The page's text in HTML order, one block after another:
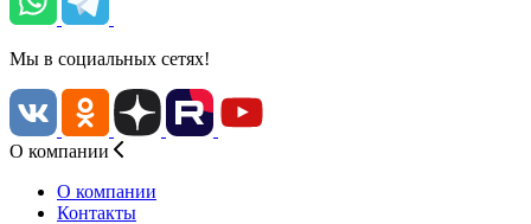
Мы в социальных сетях!
О компании
О компании
Контакты